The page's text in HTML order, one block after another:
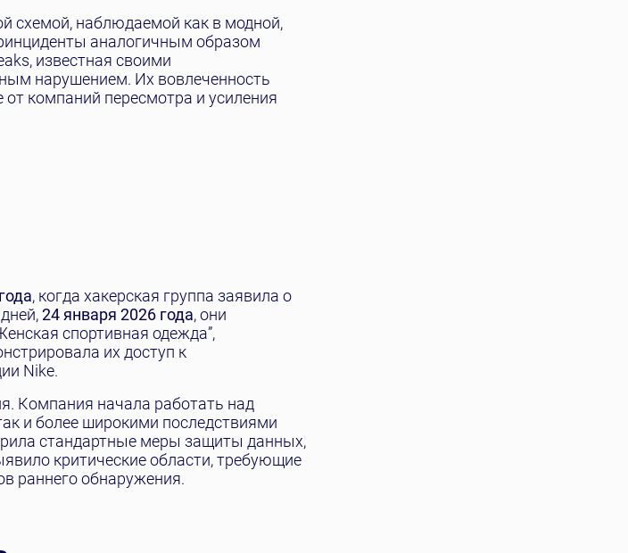
схемой, наблюдаемой как в модной,
аналогичным образом
известная своими
нарушением. Их вовлеченность
компаний пересмотра и усиления
, когда хакерская группа заявила о
24 января 2026 года, они
спортивная одежда”,
их доступ к
Nike.
Компания начала работать над
и более широкими последствиями
стандартные меры защиты данных,
критические области, требующие
раннего обнаружения.